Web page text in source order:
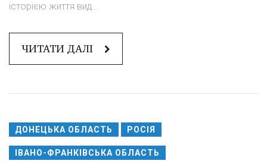
історією життя вид...
ЧИТАТИ ДАЛІ
ДОНЕЦЬКА ОБЛАСТЬ РОСІЯ
ІВАНО-ФРАНКІВСЬКА ОБЛАСТЬ